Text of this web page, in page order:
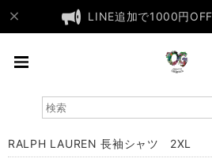
LINE追加で1000円
RALPH LAUREN 長袖シャツ 2XL